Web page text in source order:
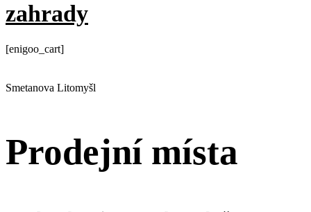
zahrady
[enigoo_cart]
Smetanova Litomyšl
Prodejní místa